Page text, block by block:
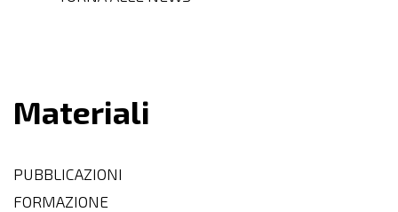
Materiali
PUBBLICAZIONI
FORMAZIONE